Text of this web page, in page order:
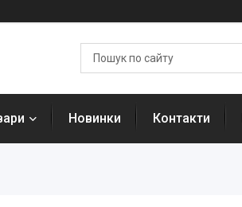
Новинки Контакти